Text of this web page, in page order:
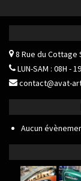
8 Rue du Cottage
LUN-SAM : 08H -
contact@avat-
Aucun